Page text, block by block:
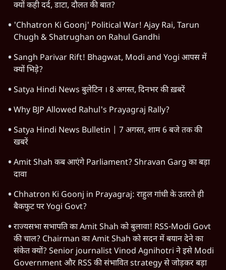
क्यों कही दर्द, डाटा, दौलत की बात?
'Chhatron Ki Goonj' Political War! Ajay Rai, Tarun
Chugh & Shatrughan on Rahul Gandhi
Sangh Parivar Rift! Bhagwat, Modi and Yogi आपस में
क्यों भिड़े?
Satya Hindi News बुलेटिन । 8 अगस्त, दिनभर की ख़बरें
Why BJP Allowed Rahul's Prayagraj Rally?
Satya Hindi News Bulletin | 7 अगस्त, शाम 6 बजे तक की
खबरें
Amit Shah कब आएंगे Parliament? Shravan Garg का बड़ा
दावा
Chhatron Ki Goonj in Prayagraj: राहुल गांधी के उतरते ही
बैकफुट पर Yogi Govt?
राज्यसभा सभापति का Amit Shah को बुलावा! RSS-Modi Govt
की चाल? Chairman का Amit Shah को सदन में बयान देने का
संकेत क्यों? Senior journalist Vinod Agnihotri ने इसे Modi
Government और RSS की संभावित strategy से जोड़कर बड़ा